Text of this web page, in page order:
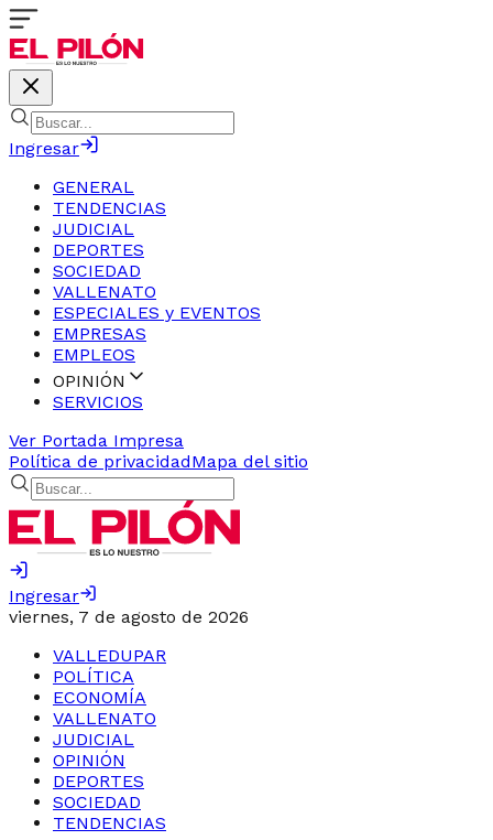
Ingresar
GENERAL
TENDENCIAS
JUDICIAL
DEPORTES
SOCIEDAD
VALLENATO
ESPECIALES y EVENTOS
EMPRESAS
EMPLEOS
OPINIÓN
SERVICIOS
Ver Portada Impresa
Política de privacidadMapa del sitio
Ingresar
viernes, 7 de agosto de 2026
VALLEDUPAR
POLÍTICA
ECONOMÍA
VALLENATO
JUDICIAL
OPINIÓN
DEPORTES
SOCIEDAD
TENDENCIAS